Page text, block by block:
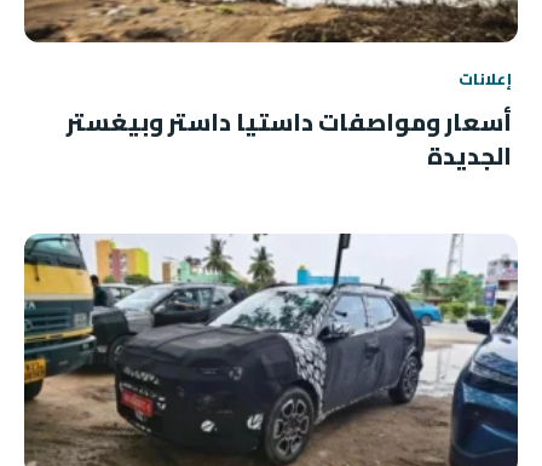
إعلانات
أسعار ومواصفات داستيا داستر وبيغستر
الجديدة